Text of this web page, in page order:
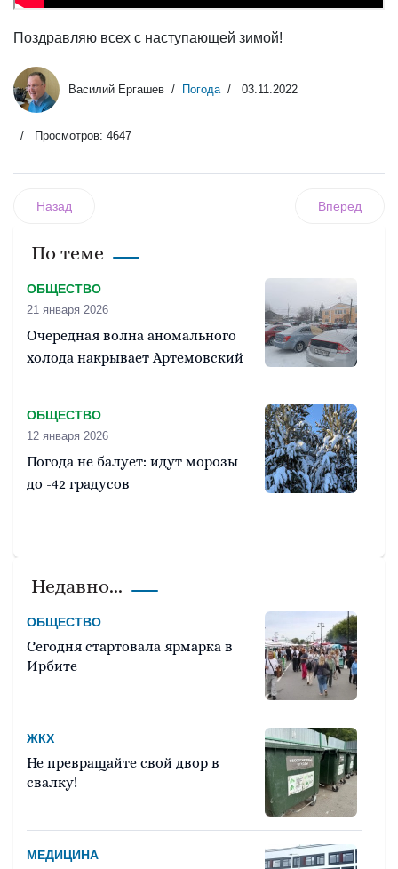
Поздравляю всех с наступающей зимой!
Василий Ергашев Погода 03.11.2022
Просмотров: 4647
Назад Вперед
По теме
ОБЩЕСТВО
21 января 2026
Очередная волна аномального
холода накрывает Артемовский
ОБЩЕСТВО
12 января 2026
Погода не балует: идут морозы
до -42 градусов
Недавно...
ОБЩЕСТВО
Сегодня стартовала ярмарка в
Ирбите
ЖКХ
Не превращайте свой двор в
свалку!
МЕДИЦИНА